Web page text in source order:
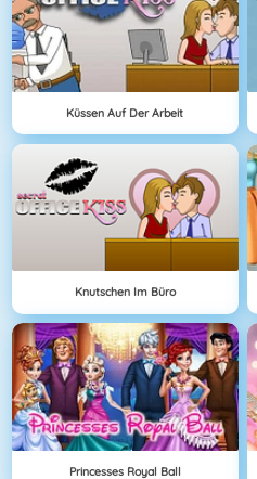
Küssen Auf Der Arbeit
Knutschen Im Büro
Princesses Royal Ball